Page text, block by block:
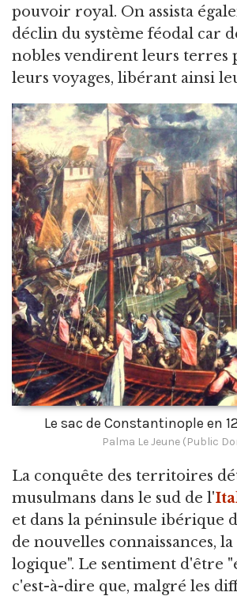
pouvoir royal. On assista
déclin du système féodal car
nobles vendirent leurs terres
leurs voyages, libérant ainsi
Le sac de Constantinople en
Palma Le Jeune (Public
La conquête des territoires
musulmans dans le sud de l'
et dans la péninsule ibérique
de nouvelles connaissances,
logique". Le sentiment d'être
c'est-à-dire que, malgré les